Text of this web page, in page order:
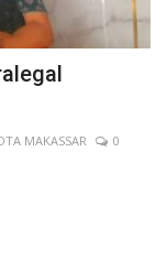
MAKASSAR
0